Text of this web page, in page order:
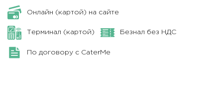
Онлайн (картой) на сайте
Терминал (картой) Безнал без НДС
По договору с CaterMe